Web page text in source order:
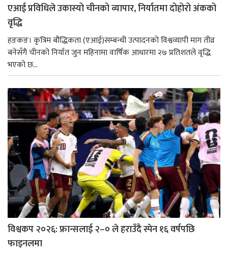
एआई प्रविधिले उकास्यो चीनको व्यापार, निर्यातमा दोहोरो अंकको
वृद्धि
हङकङ। कृत्रिम बौद्धिकता (एआई)सम्बन्धी उत्पादनको विश्वव्यापी माग तीव्र
बनेसँगै चीनको निर्यात जुन महिनामा वार्षिक आधारमा २७ प्रतिशतले वृद्धि
भएको छ...
विश्वकप २०२६: फ्रान्सलाई २–० ले हराउँदै स्पेन १६ वर्षपछि
फाइनलमा